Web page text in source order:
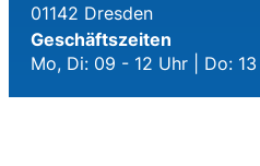
01142 Dresden
Geschäftszeiten
Mo, Di: 09 - 12 Uhr | Do: